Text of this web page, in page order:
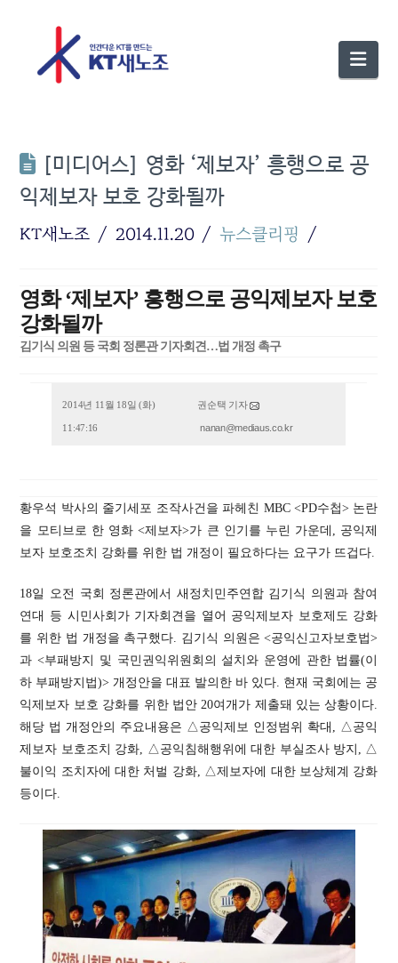
[미디어스] 영화 ‘제보자’ 흥행으로 공
익제보자 보호 강화될까
KT새노조 2014.11.20 뉴스클리핑
영화 ‘제보자’ 흥행으로 공익제보자 보호
강화될까
김기식 의원 등 국회 정론관 기자회견…법 개정 촉구
2014년 11월 18일 (화)
11:47:16
권순택 기자
nanan@mediaus.co.kr
황우석 박사의 줄기세포 조작사건을 파헤친 MBC <PD수첩> 논란
을 모티브로 한 영화 <제보자>가 큰 인기를 누린 가운데, 공익제
보자 보호조치 강화를 위한 법 개정이 필요하다는 요구가 뜨겁다.
18일 오전 국회 정론관에서 새정치민주연합 김기식 의원과 참여
연대 등 시민사회가 기자회견을 열어 공익제보자 보호제도 강화
를 위한 법 개정을 촉구했다. 김기식 의원은 <공익신고자보호법>
과 <부패방지 및 국민권익위원회의 설치와 운영에 관한 법률(이
하 부패방지법)> 개정안을 대표 발의한 바 있다. 현재 국회에는 공
익제보자 보호 강화를 위한 법안 20여개가 제출돼 있는 상황이다.
해당 법 개정안의 주요내용은 △공익제보 인정범위 확대, △공익
제보자 보호조치 강화, △공익침해행위에 대한 부실조사 방지, △
불이익 조치자에 대한 처벌 강화, △제보자에 대한 보상체계 강화
등이다.